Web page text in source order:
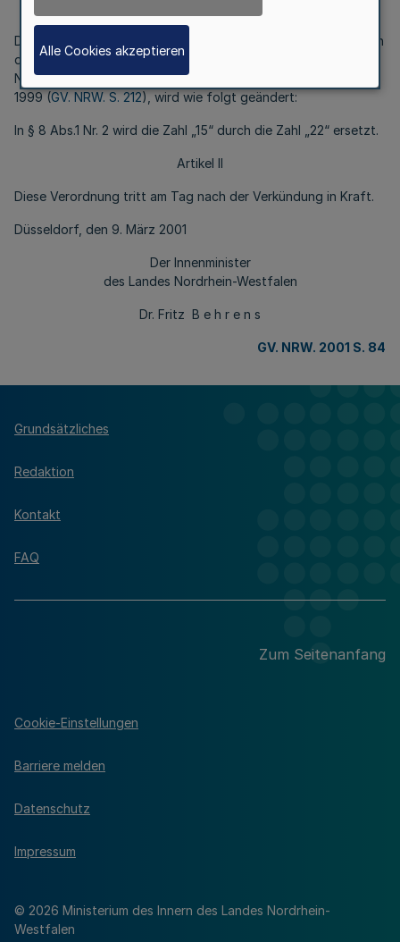
Die Verordnung über die Laufbahn der Polizeivollzugsbeamten
des Landes Nordrhein-Westfalen vom 4. Januar 1995 (GV.
NRW. S.42), zuletzt geändert durch Verordnung vom12. Juni
1999 (GV. NRW. S. 212), wird wie folgt geändert:
In § 8 Abs.1 Nr. 2 wird die Zahl „15“ durch die Zahl „22“ ersetzt.
Artikel II
Diese Verordnung tritt am Tag nach der Verkündung in Kraft.
Düsseldorf, den 9. März 2001
Der Innenminister
des Landes Nordrhein-Westfalen
Dr. Fritz B e h r e n s
GV. NRW. 2001 S. 84
Grundsätzliches
Redaktion
Kontakt
FAQ
Zum Seitenanfang
© 2026 Ministerium des Innern des Landes Nordrhein-
Westfalen
Cookie-Einstellungen
Barriere melden
Datenschutz
Impressum
Alle Cookies akzeptieren